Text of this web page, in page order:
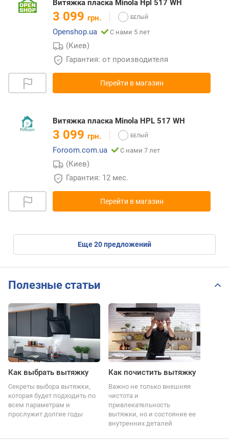
Витяжка пласка Minola Hpl 517 WH
3 099 грн.
Openshop.ua
С нами 5 лет
(Киев)
Гарантия: от производителя
Перейти в магазин
Витяжка пласка Minola HPL 517 WH
3 099 грн.
Foroom.com.ua
С нами 7 лет
(Киев)
Гарантия: 12 мес.
Перейти в магазин
eще20предложений
Полезные статьи
Как выбрать вытяжку
Секреты выбора вытяжки,
которая будет подходить по
всем параметрам и
прослужит долгие годы
Как почистить вытяжку
Важно не только внешняя
чистота и
привлекательность
вытяжки, но и состояние ее
внутренних деталей